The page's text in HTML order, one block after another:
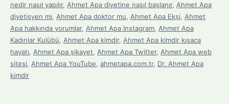
nedir nasıl yapılır, Ahmet Apa diyetine nasıl başlanır, Ahmet Apa
diyetisyen mi, Ahmet Apa doktor mu, Ahmet Apa Ekşi, Ahmet
Apa hakkında yorumlar, Ahmet Apa Instagram, Ahmet Apa
Kadınlar Kulübü, Ahmet Apa kimdir, Ahmet Apa kimdir kısaca
hayatı, Ahmet Apa şikayet, Ahmet Apa Twitter, Ahmet Apa web
sitesi, Ahmet Apa YouTube, ahmetapa.com.tr, Dr. Ahmet Apa
kimdir